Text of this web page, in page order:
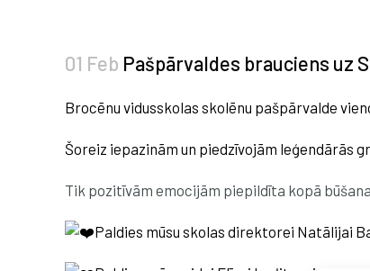
01 Feb Pašpārvaldes brauciens uz
Brocēnu vidusskolas skolēnu pašpārvalde
Šoreiz iepazinām un piedzīvojām leģendārās
Tik pozitīvām emocijām piepildīta kopā
Paldies mūsu skolas direktorei Natālijai